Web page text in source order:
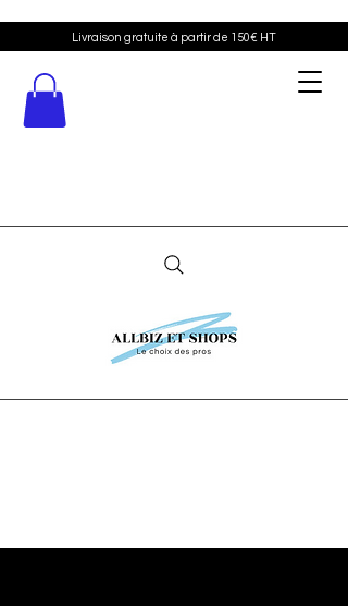
Livraison gratuite à partir de 150€ HT